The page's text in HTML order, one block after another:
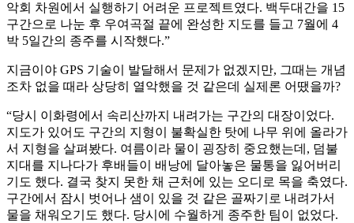
악회 차원에서 실행하기 어려운 프로젝트였다. 백두대간을 15
구간으로 나눈 후 우여곡절 끝에 완성한 지도를 들고 7월에 4
박 5일간의 종주를 시작했다.”
지금이야 GPS 기술이 발달해서 문제가 없겠지만, 그때는 개념
조차 없을 때라 상당히 열악했을 것 같은데 실제론 어땠을까?
“당시 이화령에서 속리산까지 내려가는 구간의 대장이었다.
지도가 있어도 구간의 지형이 불확실한 탓에 나무 위에 올라가
서 지형을 살펴봤다. 여름이라 물이 굉장히 중요했는데, 덤불
지대를 지나다가 후배들이 배낭에 달아놓은 물통을 잃어버리
기도 했다. 결국 찾지 못한 채 근처에 있는 오디로 목을 축였다.
구간에서 잠시 벗어나 샘이 있을 것 같은 골짜기로 내려가서
물을 채워오기도 했다. 당시에 수월하게 종주한 팀이 없었다.